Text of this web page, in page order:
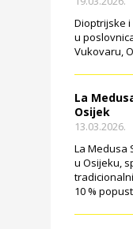
Dioptrijske
u
Vukovaru,
La
Osijek
13.03.2026.
La Medusa
u Osijeku,
10 %